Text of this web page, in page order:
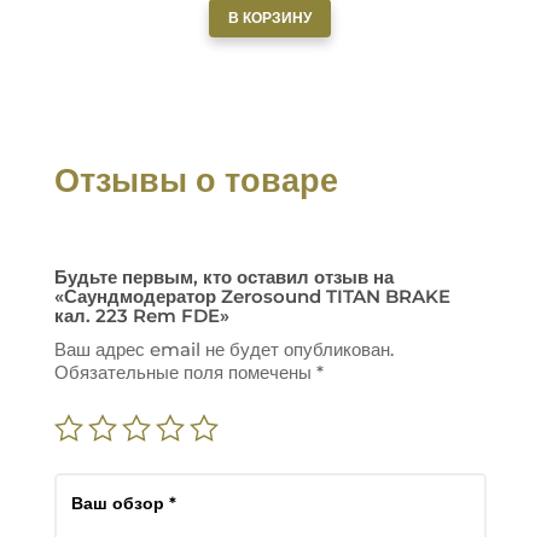
В КОРЗИНУ
Отзывы о товаре
Будьте первым, кто оставил отзыв на
«Саундмодератор Zerosound TITAN BRAKE
кал. 223 Rem FDE»
Ваш адрес email не будет опубликован.
Обязательные поля помечены *